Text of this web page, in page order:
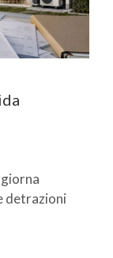
detrazioni